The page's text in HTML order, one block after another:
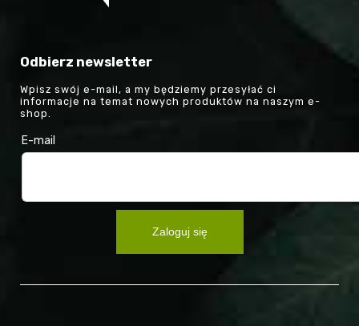
Odbierz newsletter
Wpisz swój e-mail, a my będziemy przesyłać ci
informacje na temat nowych produktów na naszym e-
shop.
E-mail
Zaloguj się